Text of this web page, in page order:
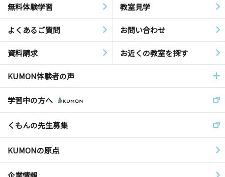
無料体験学習 教室見学
よくあるご質問 お問い合わせ
資料請求 お近くの教室を探す
KUMON体験者の声
学習中の方へ
くもんの先生募集
KUMONの原点